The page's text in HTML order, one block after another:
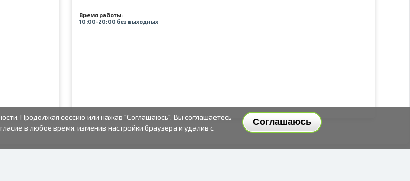
Время работы:
10:00-20:00 без выходных
Соглашаюсь
Продолжая сессию или нажав "Соглашаюсь", Вы соглашаетесь
в любое время, изменив настройки браузера и удалив с